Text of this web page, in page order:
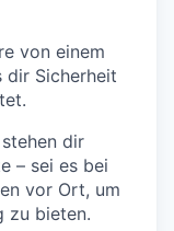
von einem
dir Sicherheit
dir
– sei es bei
vor Ort, um
zu bieten.